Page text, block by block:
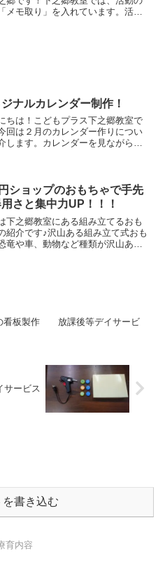
メモ取り」を入れています。活動
ナルカレンダー制作！
ちは！こどもプラス下之郷教室で
回は２月のカレンダー作りについ
します。カレンダーを見ながら曜
ントに合わせて節分...
ショップのおもちゃで手先
さと集中力UP！！！
下之郷教室にある組み立てるおも
紹介です♪沢山ある組み立て式おも
竜や車、動物など種類が沢山あり
看板製作 放課後等デイサービ
ービス
を書き込む
育内容